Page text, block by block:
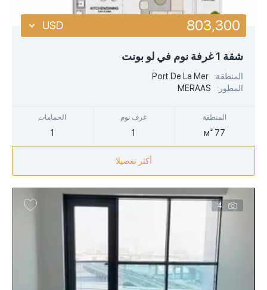
شقة 1 غرفة نوم في لو بونت
المنطقة:
Port De La Mer
المطور:
MERAAS
المنطقة
77 м²
غرف نوم
1
الحمامات
1
803,300
USD
أكثر تفصيلا
4